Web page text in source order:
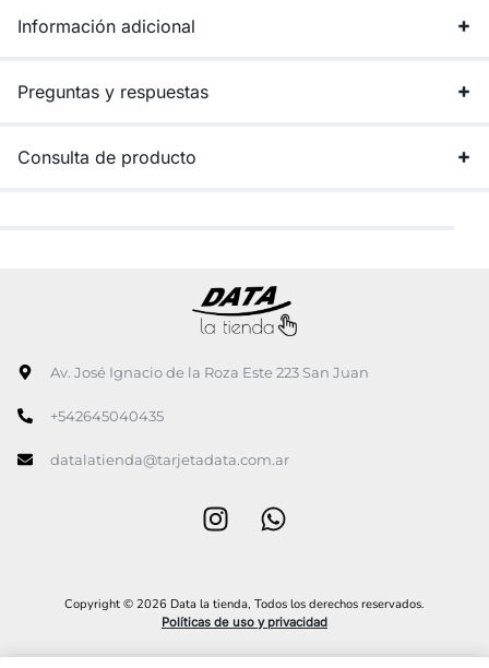
Información adicional
Preguntas y respuestas
Consulta de producto
Av. José Ignacio de la Roza Este 223 San Juan
+542645040435
datalatienda@tarjetadata.com.ar
Copyright © 2026 Data la tienda, Todos los derechos reservados.
Políticas de uso y privacidad